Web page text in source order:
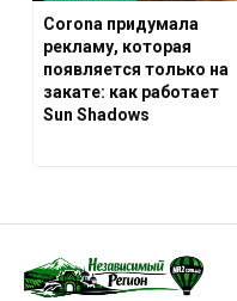
Corona придумала
рекламу, которая
появляется только на
закате: как работает
Sun Shadows